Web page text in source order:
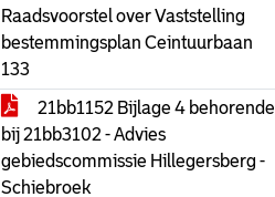
Raadsvoorstel over Vaststelling
bestemmingsplan Ceintuurbaan
133
21bb1152 Bijlage 4 behorende
bij 21bb3102 - Advies
gebiedscommissie Hillegersberg -
Schiebroek